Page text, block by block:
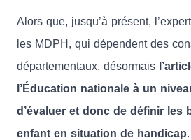
Alors que, jusqu’à présent,
les MDPH, qui dépendent des
départementaux, désormais
l’Éducation nationale à un
d’évaluer et donc de définir les
enfant en situation de handicap.